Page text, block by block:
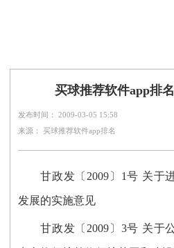
买球推荐软件app排
发布时间： 2009-03-05 15:58
来源： 买球推荐软件app排名
甘政发〔2009〕1号 关于
发展的实施意见
甘政发〔2009〕3号 关于